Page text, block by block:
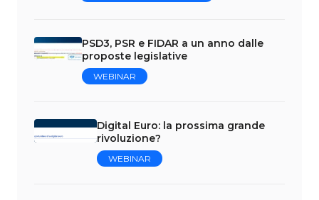
PSD3, PSR e FIDAR a un anno dalle
proposte legislative
WEBINAR
Digital Euro: la prossima grande
rivoluzione?
WEBINAR